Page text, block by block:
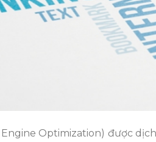
Engine Optimization) được